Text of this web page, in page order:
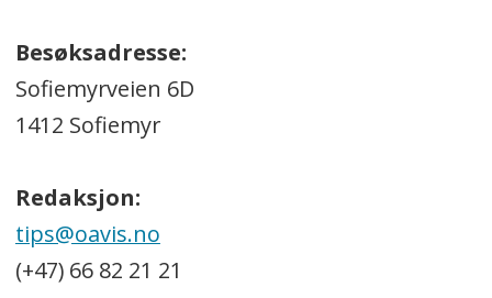
Besøksadresse:
Sofiemyrveien 6D
1412 Sofiemyr
Redaksjon:
tips@oavis.no
(+47) 66 82 21 21